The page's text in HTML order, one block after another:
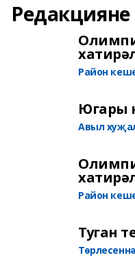
Редакцияне
Район
Югары
Авыл
Район
Туган